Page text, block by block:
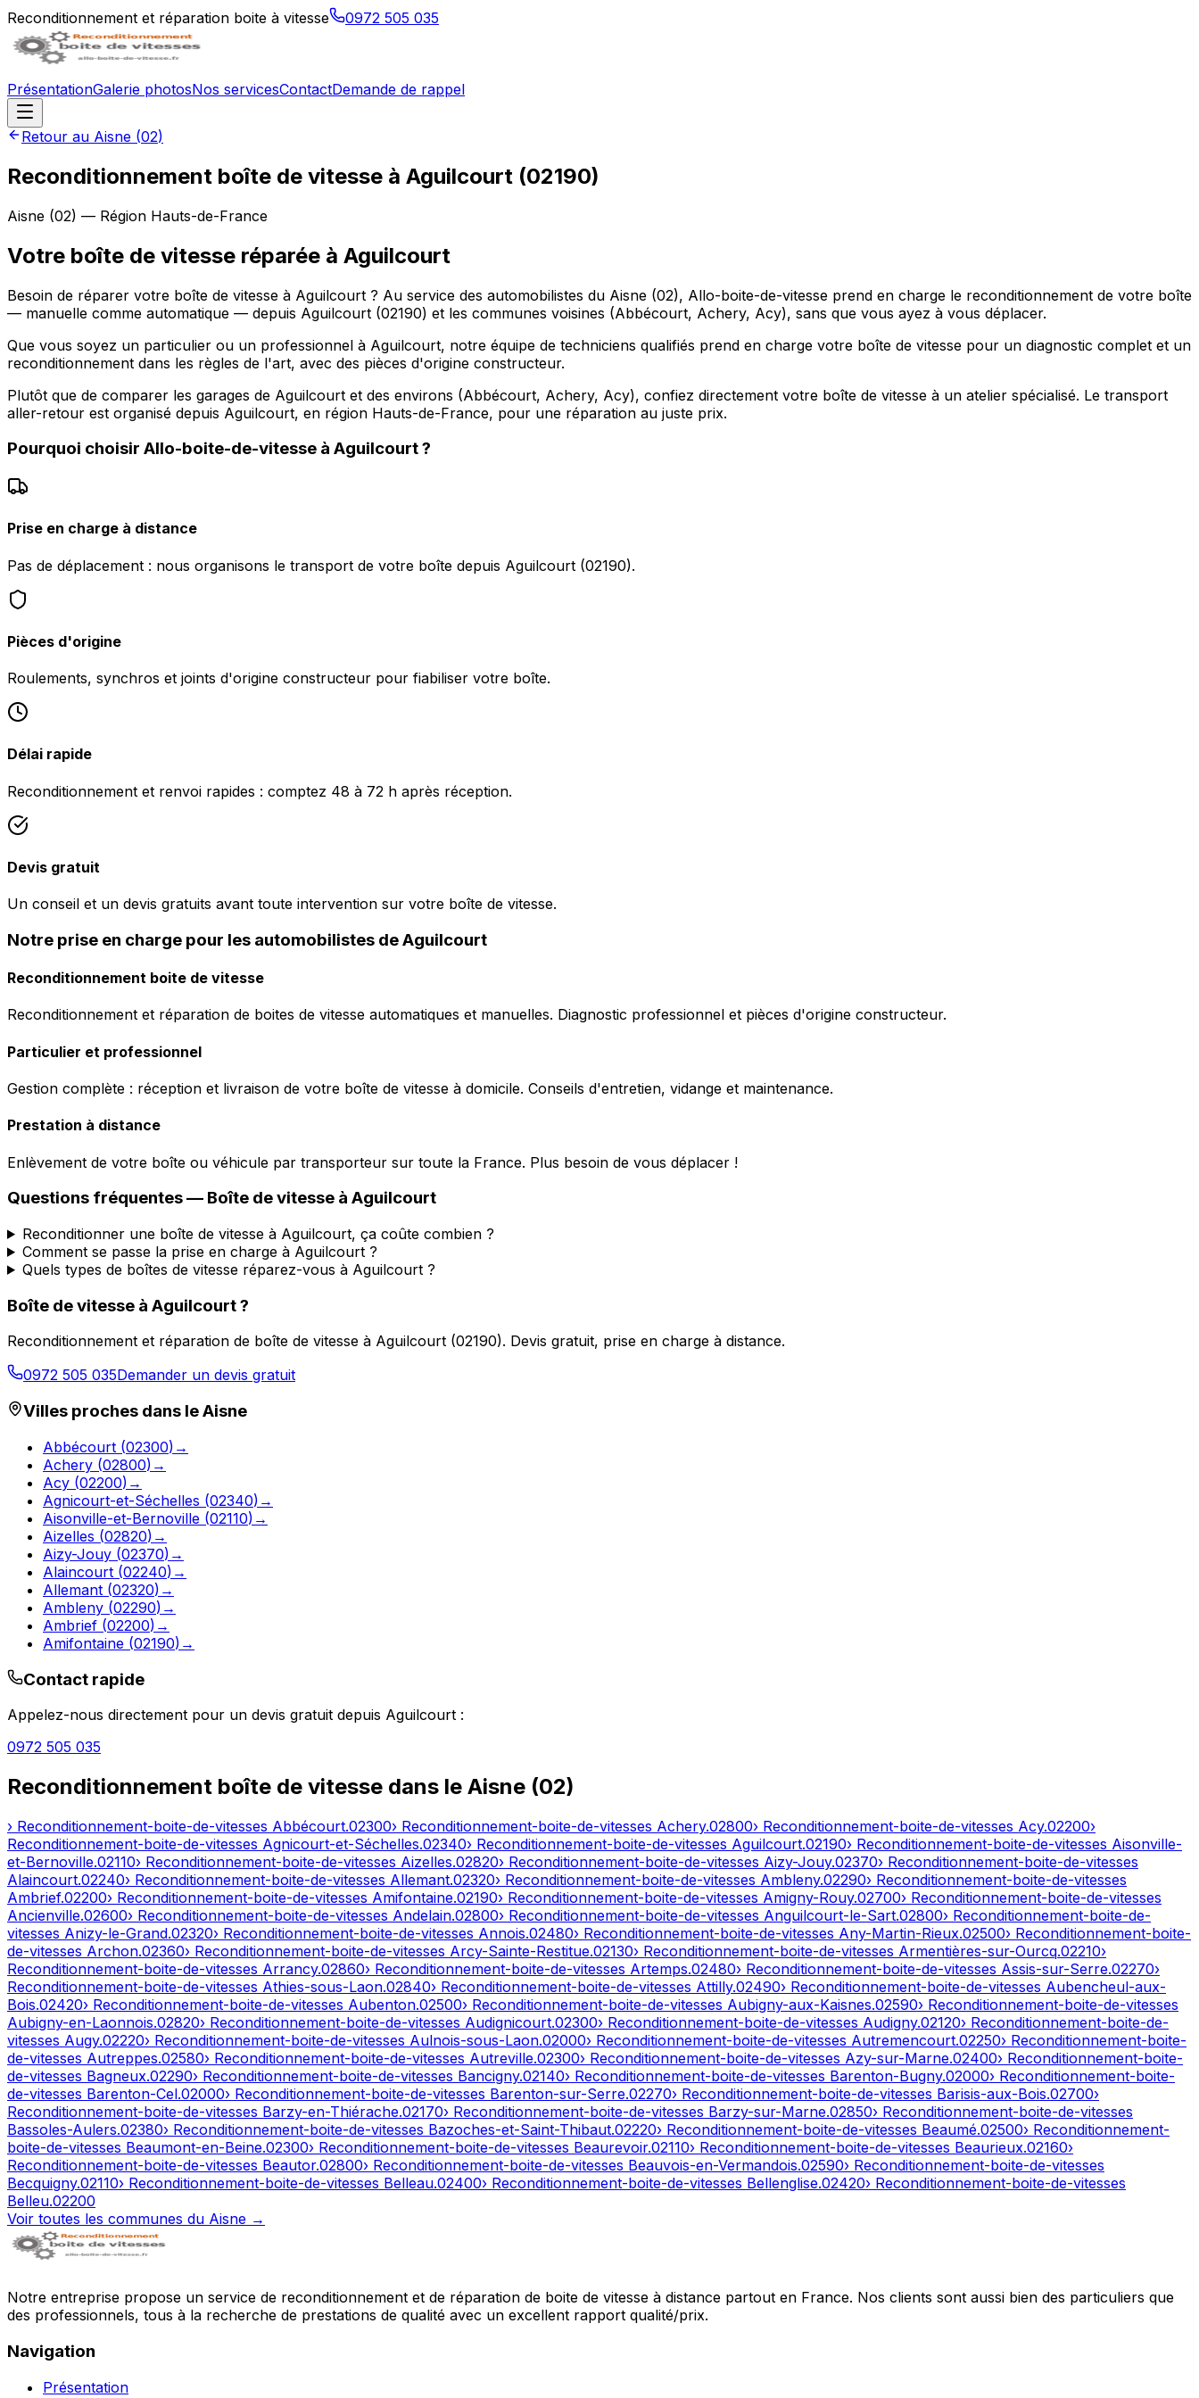
Reconditionnement et réparation boite à vitesse 0972 505 035
PrésentationGalerie photosNos servicesContactDemande de rappel
Retour au Aisne (02)
Reconditionnement boîte de vitesse à Aguilcourt (02190)
Aisne (02) — Région Hauts-de-France
Votre boîte de vitesse réparée à Aguilcourt
Besoin de réparer votre boîte de vitesse à Aguilcourt ? Au service des automobilistes du Aisne (02), Allo-boite-de-vitesse prend en charge le reconditionnement de votre boîte
— manuelle comme automatique — depuis Aguilcourt (02190) et les communes voisines (Abbécourt, Achery, Acy), sans que vous ayez à vous déplacer.
Que vous soyez un particulier ou un professionnel à Aguilcourt, notre équipe de techniciens qualifiés prend en charge votre boîte de vitesse pour un diagnostic complet et un
reconditionnement dans les règles de l'art, avec des pièces d'origine constructeur.
Plutôt que de comparer les garages de Aguilcourt et des environs (Abbécourt, Achery, Acy), confiez directement votre boîte de vitesse à un atelier spécialisé. Le transport
aller-retour est organisé depuis Aguilcourt, en région Hauts-de-France, pour une réparation au juste prix.
Pourquoi choisir Allo-boite-de-vitesse à Aguilcourt?
Prise en charge à distance
Pas de déplacement : nous organisons le transport de votre boîte depuis Aguilcourt (02190).
Pièces d'origine
Roulements, synchros et joints d'origine constructeur pour fiabiliser votre boîte.
Délai rapide
Reconditionnement et renvoi rapides : comptez 48 à 72 h après réception.
Devis gratuit
Un conseil et un devis gratuits avant toute intervention sur votre boîte de vitesse.
Notre prise en charge pour les automobilistes de Aguilcourt
Reconditionnement boite de vitesse
Reconditionnement et réparation de boites de vitesse automatiques et manuelles. Diagnostic professionnel et pièces d'origine constructeur.
Particulier et professionnel
Gestion complète : réception et livraison de votre boîte de vitesse à domicile. Conseils d'entretien, vidange et maintenance.
Prestation à distance
Enlèvement de votre boîte ou véhicule par transporteur sur toute la France. Plus besoin de vous déplacer !
Questions fréquentes — Boîte de vitesse à Aguilcourt
Reconditionner une boîte de vitesse à Aguilcourt, ça coûte combien ?
Comment se passe la prise en charge à Aguilcourt ?
Quels types de boîtes de vitesse réparez-vous à Aguilcourt ?
Boîte de vitesse à Aguilcourt?
Reconditionnement et réparation de boîte de vitesse à Aguilcourt (02190). Devis gratuit, prise en charge à distance.
0972 505 035Demander un devis gratuit
Villes proches dans leAisne
Abbécourt (02300) →
Achery (02800) →
Acy (02200) →
Agnicourt-et-Séchelles (02340) →
Aisonville-et-Bernoville (02110) →
Aizelles (02820) →
Aizy-Jouy (02370) →
Alaincourt (02240) →
Allemant (02320) →
Ambleny (02290) →
Ambrief (02200) →
Amifontaine (02190) →
Contact rapide
Appelez-nous directement pour un devis gratuit depuis Aguilcourt :
0972 505 035
Reconditionnement boîte de vitesse dans le Aisne (02)
› Reconditionnement-boite-de-vitesses Abbécourt.02300› Reconditionnement-boite-de-vitesses Achery.02800› Reconditionnement-boite-de-vitesses Acy.02200›
Reconditionnement-boite-de-vitesses Agnicourt-et-Séchelles.02340› Reconditionnement-boite-de-vitesses Aguilcourt.02190› Reconditionnement-boite-de-vitesses Aisonville-
et-Bernoville.02110› Reconditionnement-boite-de-vitesses Aizelles.02820› Reconditionnement-boite-de-vitesses Aizy-Jouy.02370› Reconditionnement-boite-de-vitesses
Alaincourt.02240› Reconditionnement-boite-de-vitesses Allemant.02320› Reconditionnement-boite-de-vitesses Ambleny.02290› Reconditionnement-boite-de-vitesses
Ambrief.02200› Reconditionnement-boite-de-vitesses Amifontaine.02190› Reconditionnement-boite-de-vitesses Amigny-Rouy.02700› Reconditionnement-boite-de-vitesses
Ancienville.02600› Reconditionnement-boite-de-vitesses Andelain.02800› Reconditionnement-boite-de-vitesses Anguilcourt-le-Sart.02800› Reconditionnement-boite-de-
vitesses Anizy-le-Grand.02320› Reconditionnement-boite-de-vitesses Annois.02480› Reconditionnement-boite-de-vitesses Any-Martin-Rieux.02500› Reconditionnement-boite-
de-vitesses Archon.02360› Reconditionnement-boite-de-vitesses Arcy-Sainte-Restitue.02130› Reconditionnement-boite-de-vitesses Armentières-sur-Ourcq.02210›
Reconditionnement-boite-de-vitesses Arrancy.02860› Reconditionnement-boite-de-vitesses Artemps.02480› Reconditionnement-boite-de-vitesses Assis-sur-Serre.02270›
Reconditionnement-boite-de-vitesses Athies-sous-Laon.02840› Reconditionnement-boite-de-vitesses Attilly.02490› Reconditionnement-boite-de-vitesses Aubencheul-aux-
Bois.02420› Reconditionnement-boite-de-vitesses Aubenton.02500› Reconditionnement-boite-de-vitesses Aubigny-aux-Kaisnes.02590› Reconditionnement-boite-de-vitesses
Aubigny-en-Laonnois.02820› Reconditionnement-boite-de-vitesses Audignicourt.02300› Reconditionnement-boite-de-vitesses Audigny.02120› Reconditionnement-boite-de-
vitesses Augy.02220› Reconditionnement-boite-de-vitesses Aulnois-sous-Laon.02000› Reconditionnement-boite-de-vitesses Autremencourt.02250› Reconditionnement-boite-
de-vitesses Autreppes.02580› Reconditionnement-boite-de-vitesses Autreville.02300› Reconditionnement-boite-de-vitesses Azy-sur-Marne.02400› Reconditionnement-boite-
de-vitesses Bagneux.02290› Reconditionnement-boite-de-vitesses Bancigny.02140› Reconditionnement-boite-de-vitesses Barenton-Bugny.02000› Reconditionnement-boite-
de-vitesses Barenton-Cel.02000› Reconditionnement-boite-de-vitesses Barenton-sur-Serre.02270› Reconditionnement-boite-de-vitesses Barisis-aux-Bois.02700›
Reconditionnement-boite-de-vitesses Barzy-en-Thiérache.02170› Reconditionnement-boite-de-vitesses Barzy-sur-Marne.02850› Reconditionnement-boite-de-vitesses
Bassoles-Aulers.02380› Reconditionnement-boite-de-vitesses Bazoches-et-Saint-Thibaut.02220› Reconditionnement-boite-de-vitesses Beaumé.02500› Reconditionnement-
boite-de-vitesses Beaumont-en-Beine.02300› Reconditionnement-boite-de-vitesses Beaurevoir.02110› Reconditionnement-boite-de-vitesses Beaurieux.02160›
Reconditionnement-boite-de-vitesses Beautor.02800› Reconditionnement-boite-de-vitesses Beauvois-en-Vermandois.02590› Reconditionnement-boite-de-vitesses
Becquigny.02110› Reconditionnement-boite-de-vitesses Belleau.02400› Reconditionnement-boite-de-vitesses Bellenglise.02420› Reconditionnement-boite-de-vitesses
Belleu.02200
Voir toutes les communes du Aisne →
Notre entreprise propose un service de reconditionnement et de réparation de boite de vitesse à distance partout en France. Nos clients sont aussi bien des particuliers que
des professionnels, tous à la recherche de prestations de qualité avec un excellent rapport qualité/prix.
Navigation
Présentation